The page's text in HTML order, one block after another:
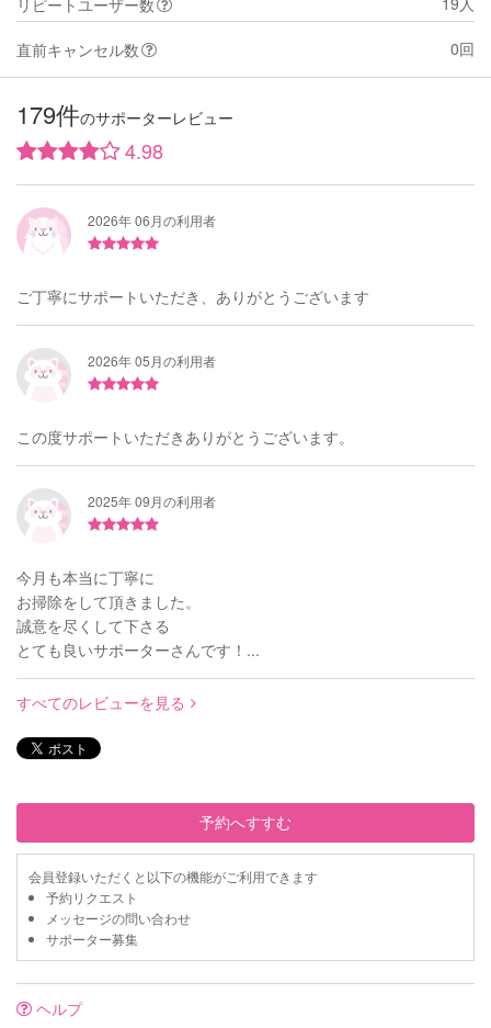
直前キャンセル数 0回
179件のサポーターレビュー
4.98
2026年 06月の利用者
ご丁寧にサポートいただき、ありがとうございます
2026年 05月の利用者
この度サポートいただきありがとうございます。
2025年 09月の利用者
今月も本当に丁寧に
お掃除をして頂きました。
誠意を尽くして下さる
とても良いサポーターさんです！...
すべてのレビューを見る
予約へすすむ
会員登録いただくと以下の機能がご利用できます
予約リクエスト
メッセージの問い合わせ
サポーター募集
ヘルプ